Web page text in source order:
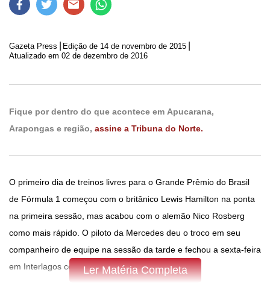
Gazeta Press Edição de 14 de novembro de 2015
Atualizado em 02 de dezembro de 2016
Fique por dentro do que acontece em Apucarana,
Arapongas e região, assine a Tribuna do Norte.
O primeiro dia de treinos livres para o Grande Prêmio do Brasil
de Fórmula 1 começou com o britânico Lewis Hamilton na ponta
na primeira sessão, mas acabou com o alemão Nico Rosberg
como mais rápido. O piloto da Mercedes deu o troco em seu
companheiro de equipe na sessão da tarde e fechou a sexta-feira
em Interlagos com a melhor marca: 1min12s385.
Ler Matéria Completa